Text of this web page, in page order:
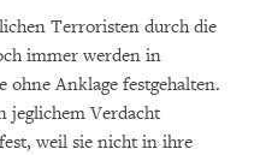
Terroristen durch die
immer werden in
ohne Anklage festgehalten.
jeglichem Verdacht
weil sie nicht in ihre